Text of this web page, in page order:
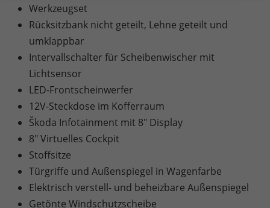
Werkzeugset
Rücksitzbank nicht geteilt, Lehne geteilt und
umklappbar
Intervallschalter für Scheibenwischer mit
Lichtsensor
LED-Frontscheinwerfer
12V-Steckdose im Kofferraum
Škoda Infotainment mit 8" Display
8" Virtuelles Cockpit
Stoffsitze
Türgriffe und Außenspiegel in Wagenfarbe
Elektrisch verstell- und beheizbare Außenspiegel
Getönte Windschutzscheibe